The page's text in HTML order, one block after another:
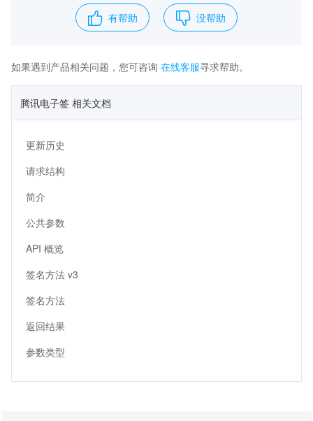
有帮助 没帮助
如果遇到产品相关问题，您可咨询 在线客服寻求帮助。
腾讯电子签 相关文档
更新历史
请求结构
简介
公共参数
API 概览
签名方法 v3
签名方法
返回结果
参数类型